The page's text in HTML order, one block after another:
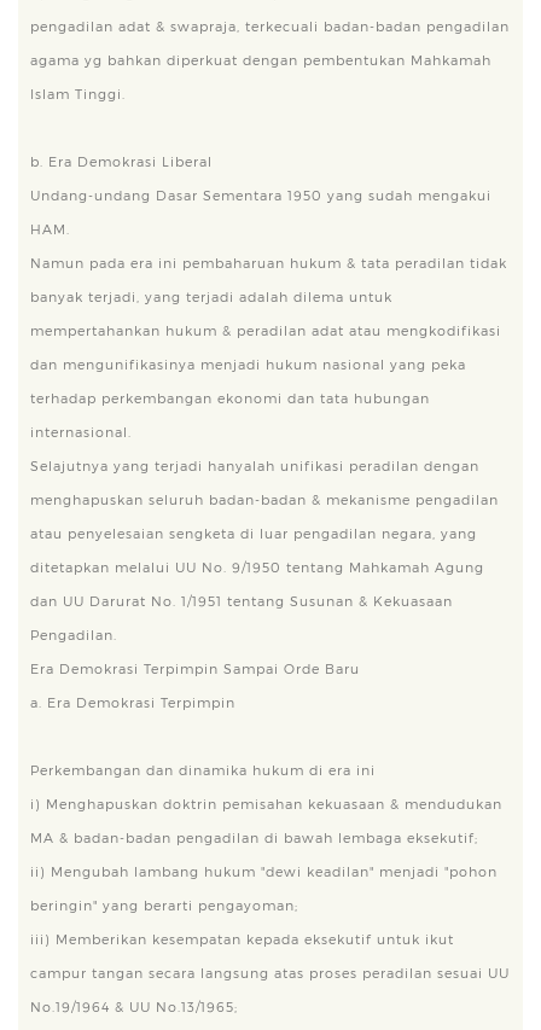
pengadilan adat & swapraja, terkecuali badan-badan pengadilan
agama yg bahkan diperkuat dengan pembentukan Mahkamah
Islam Tinggi.
b. Era Demokrasi Liberal
Undang-undang Dasar Sementara 1950 yang sudah mengakui
HAM.
Namun pada era ini pembaharuan hukum & tata peradilan tidak
banyak terjadi, yang terjadi adalah dilema untuk
mempertahankan hukum & peradilan adat atau mengkodifikasi
dan mengunifikasinya menjadi hukum nasional yang peka
terhadap perkembangan ekonomi dan tata hubungan
internasional.
Selajutnya yang terjadi hanyalah unifikasi peradilan dengan
menghapuskan seluruh badan-badan & mekanisme pengadilan
atau penyelesaian sengketa di luar pengadilan negara, yang
ditetapkan melalui UU No. 9/1950 tentang Mahkamah Agung
dan UU Darurat No. 1/1951 tentang Susunan & Kekuasaan
Pengadilan.
Era Demokrasi Terpimpin Sampai Orde Baru
a. Era Demokrasi Terpimpin
Perkembangan dan dinamika hukum di era ini
i) Menghapuskan doktrin pemisahan kekuasaan & mendudukan
MA & badan-badan pengadilan di bawah lembaga eksekutif;
ii) Mengubah lambang hukum "dewi keadilan" menjadi "pohon
beringin" yang berarti pengayoman;
iii) Memberikan kesempatan kepada eksekutif untuk ikut
campur tangan secara langsung atas proses peradilan sesuai UU
No.19/1964 & UU No.13/1965;